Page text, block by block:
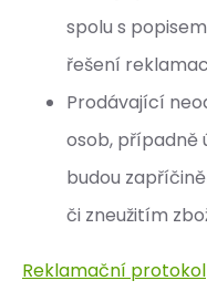
spolu s
řešení
Prodávající
osob, případně
budou
či zneužitím
Reklamační protokol